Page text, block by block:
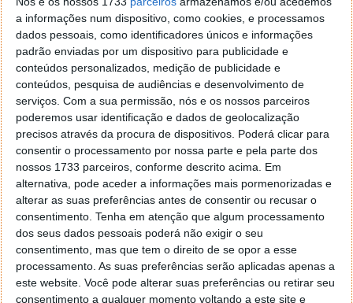
a informações num dispositivo, como cookies, e processamos
dados pessoais, como identificadores únicos e informações
padrão enviadas por um dispositivo para publicidade e
conteúdos personalizados, medição de publicidade e
conteúdos, pesquisa de audiências e desenvolvimento de
serviços. Com a sua permissão, nós e os nossos parceiros
poderemos usar identificação e dados de geolocalização
precisos através da procura de dispositivos. Poderá clicar para
consentir o processamento por nossa parte e pela parte dos
nossos 1733 parceiros, conforme descrito acima. Em
alternativa, pode aceder a informações mais pormenorizadas e
alterar as suas preferências antes de consentir ou recusar o
consentimento. Tenha em atenção que algum processamento
dos seus dados pessoais poderá não exigir o seu
consentimento, mas que tem o direito de se opor a esse
processamento. As suas preferências serão aplicadas apenas a
este website. Você pode alterar suas preferências ou retirar seu
consentimento a qualquer momento voltando a este site e
Como puderam veraqui, o PPLWARE esteve presente
no evento, e deu já uma pequena espreitadela na
máquina.
Mas, como prometemos, temos novidades para hoje,
e se ficaram já com água na boca com a pequena
apresentação de ontem, preparem-se para babar,
porque já nos chegou às mãos um Galaxy S II para
analisarmos!